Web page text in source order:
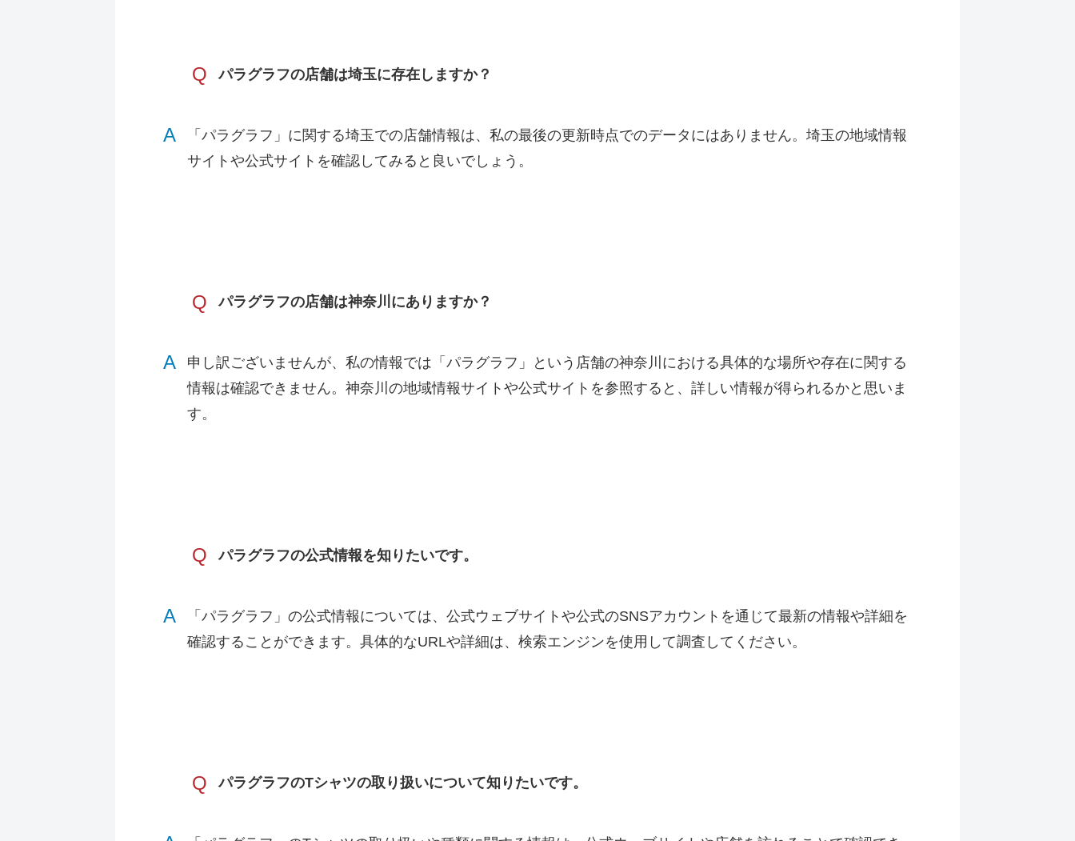
Q パラグラフの店舗は埼玉に存在しますか？
A
「パラグラフ」に関する埼玉での店舗情報は、私の最後の更新時点でのデータにはありません。埼玉の地域情報
サイトや公式サイトを確認してみると良いでしょう。
Q パラグラフの店舗は神奈川にありますか？
A
申し訳ございませんが、私の情報では「パラグラフ」という店舗の神奈川における具体的な場所や存在に関する
情報は確認できません。神奈川の地域情報サイトや公式サイトを参照すると、詳しい情報が得られるかと思いま
す。
Q パラグラフの公式情報を知りたいです。
A
「パラグラフ」の公式情報については、公式ウェブサイトや公式のSNSアカウントを通じて最新の情報や詳細を
確認することができます。具体的なURLや詳細は、検索エンジンを使用して調査してください。
Q パラグラフのTシャツの取り扱いについて知りたいです。